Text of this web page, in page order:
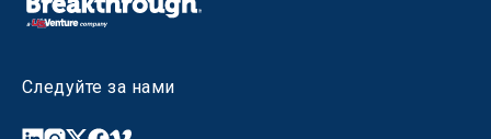
Следуйте за нами